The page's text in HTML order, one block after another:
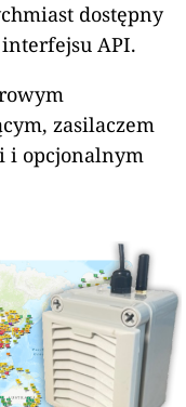
dostępny
API.
zasilaczem
i opcjonalnym